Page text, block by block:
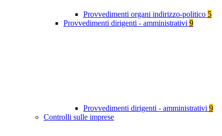
Provvedimenti organi indirizzo-politico 5
Provvedimenti dirigenti - amministrativi 9
Provvedimenti dirigenti - amministrativi 9
Controlli sulle imprese